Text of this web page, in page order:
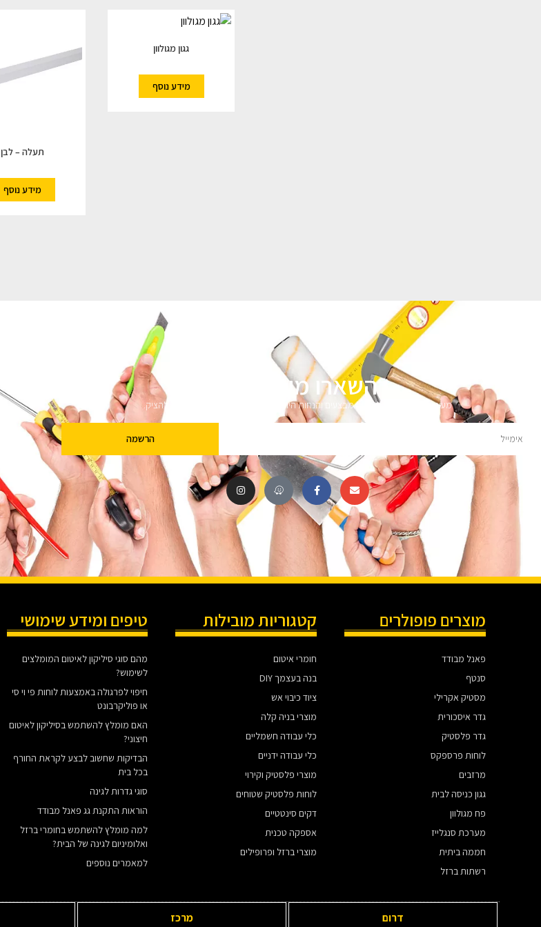
גגון מגולוון
מידע נוסף
תעלה – לבן
מידע נוסף
השארו מעודכנים
מעוניינים לקבל עדכונים על מבצעים והנחות הירשמו לניוזלטר שלנו מבטיחים לא להציק.
הרשמה
מוצרים פופולרים
פאנל מבודד
סנטף
מסטיק אקרילי
גדר איסכורית
גדר פלסטיק
לוחות פרספקס
מרזבים
גגון כניסה לבית
פח מגולוון
מערכת סנגלייז
חממה ביתית
רשתות ברזל
קטגוריות מובילות
חומרי איטום
בנה בעצמך DIY
ציוד כיבוי אש
מוצרי בניה קלה
כלי עבודה חשמליים
כלי עבודה ידניים
מוצרי פלסטיק וקירוי
לוחות פלסטיק שטוחים
דקים סינטטיים
אספקה טכנית
מוצרי ברזל ופרופילים
טיפים ומידע שימושי
מהם סוגי סיליקון לאיטום המומלצים
לשימוש?
חיפוי לפרגולה באמצעות לוחות פי וי סי
או פוליקרבונט
האם מומלץ להשתמש בסיליקון לאיטום
חיצוני?
הבדיקות שחשוב לבצע לקראת החורף
בכל בית
סוגי גדרות לגינה
הוראות התקנת גג פאנל מבודד
למה מומלץ להשתמש בחומרי ברזל
ואלומיניום לגינה של הבית?
למאמרים נוספים
דרום מרכז